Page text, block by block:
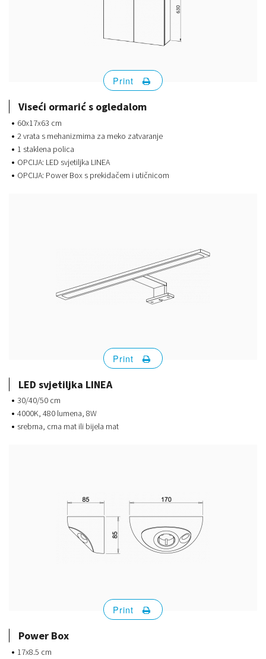
Viseći ormarić s ogledalom
60x17x63 cm
2 vrata s mehanizmima za meko zatvaranje
1 staklena polica
OPCIJA: LED svjetiljka LINEA
OPCIJA: Power Box s prekidačem i utičnicom
Print
LED svjetiljka LINEA
30/40/50 cm
4000K, 480 lumena, 8W
srebrna, crna mat ili bijela mat
Print
Power Box
17x8.5 cm
Print